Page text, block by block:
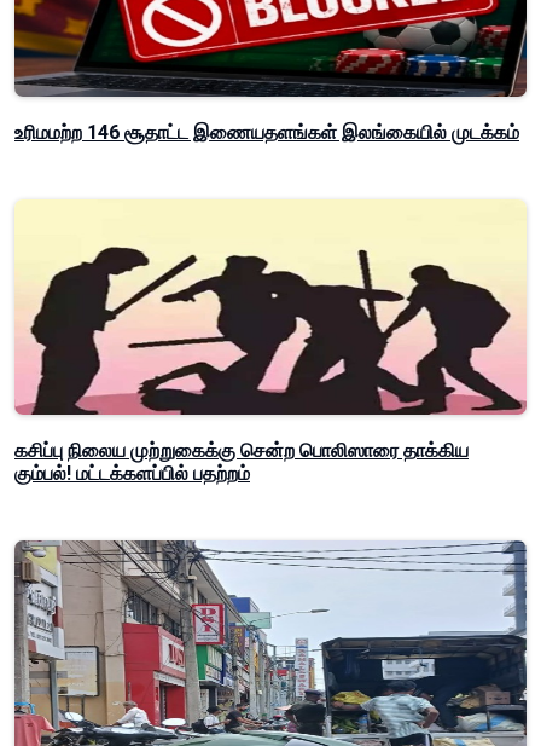
உரிமமற்ற 146 சூதாட்ட இணையதளங்கள் இலங்கையில் முடக்கம்
கசிப்பு நிலைய முற்றுகைக்கு சென்ற பொலிஸாரை தாக்கிய
கும்பல்! மட்டக்களப்பில் பதற்றம்